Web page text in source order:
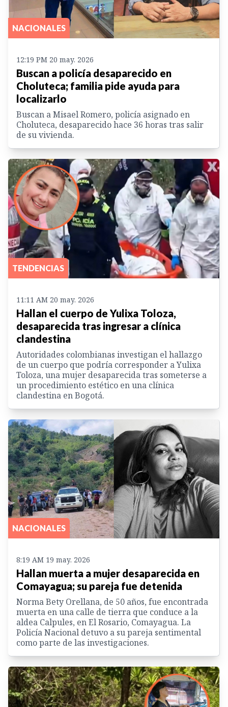
NACIONALES
12:19 PM 20 may. 2026
Buscan a policía desaparecido en
Choluteca; familia pide ayuda para
localizarlo
Buscan a Misael Romero, policía asignado en
Choluteca, desaparecido hace 36 horas tras salir
de su vivienda.
TENDENCIAS
11:11 AM 20 may. 2026
Hallan el cuerpo de Yulixa Toloza,
desaparecida tras ingresar a clínica
clandestina
Autoridades colombianas investigan el hallazgo
de un cuerpo que podría corresponder a Yulixa
Toloza, una mujer desaparecida tras someterse a
un procedimiento estético en una clínica
clandestina en Bogotá.
NACIONALES
8:19 AM 19 may. 2026
Hallan muerta a mujer desaparecida en
Comayagua; su pareja fue detenida
Norma Bety Orellana, de 50 años, fue encontrada
muerta en una calle de tierra que conduce a la
aldea Calpules, en El Rosario, Comayagua. La
Policía Nacional detuvo a su pareja sentimental
como parte de las investigaciones.